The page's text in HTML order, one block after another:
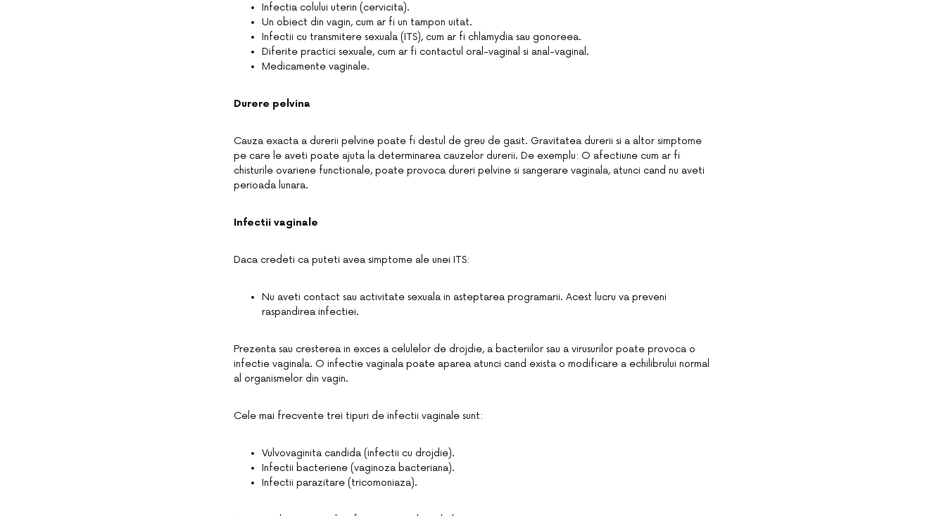
Infectia colului uterin (cervicita).
Un obiect din vagin, cum ar fi un tampon uitat.
Infectii cu transmitere sexuala (ITS), cum ar fi chlamydia sau gonoreea.
Diferite practici sexuale, cum ar fi contactul oral-vaginal si anal-vaginal.
Medicamente vaginale.
Durere pelvina
Cauza exacta a durerii pelvine poate fi destul de greu de gasit. Gravitatea durerii si a altor simptome
pe care le aveti poate ajuta la determinarea cauzelor durerii. De exemplu: O afectiune cum ar fi
chisturile ovariene functionale, poate provoca dureri pelvine si sangerare vaginala, atunci cand nu aveti
perioada lunara.
Infectii vaginale
Daca credeti ca puteti avea simptome ale unei ITS:
Nu aveti contact sau activitate sexuala in asteptarea programarii. Acest lucru va preveni
raspandirea infectiei.
Prezenta sau cresterea in exces a celulelor de drojdie, a bacteriilor sau a virusurilor poate provoca o
infectie vaginala. O infectie vaginala poate aparea atunci cand exista o modificare a echilibrului normal
al organismelor din vagin.
Cele mai frecvente trei tipuri de infectii vaginale sunt:
Vulvovaginita candida (infectii cu drojdie).
Infectii bacteriene (vaginoza bacteriana).
Infectii parazitare (tricomoniaza).